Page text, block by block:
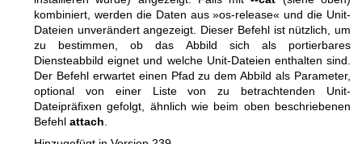
kombiniert, werden die Daten aus »os-release« und die Unit-
Dateien unverändert angezeigt. Dieser Befehl ist nützlich, um
zu bestimmen, ob das Abbild sich als portierbares
Diensteabbild eignet und welche Unit-Dateien enthalten sind.
Der Befehl erwartet einen Pfad zu dem Abbild als Parameter,
optional von einer Liste von zu betrachtenden Unit-
Dateipräfixen gefolgt, ähnlich wie beim oben beschriebenen
Befehl attach